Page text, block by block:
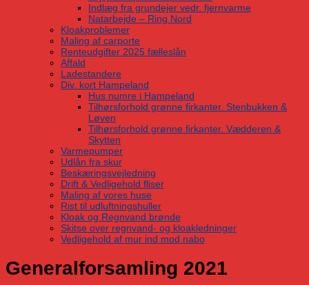
Indlæg fra grundejer vedr. fjernvarme
Natarbejde – Ring Nord
Kloakproblemer
Maling af carporte
Renteudgifter 2025 fælleslån
Affald
Ladestandere
Div. kort Hampeland
Hus numre i Hampeland
Tilhørsforhold grønne firkanter. Stenbukken &
Løven
Tilhørsforhold grønne firkanter. Vædderen &
Skytten
Varmepumper
Udlån fra skur
Beskæringsvejledning
Drift & Vedligehold fliser
Maling af vores huse
Rist til udluftningshuller
Kloak og Regnvand brønde
Skitse over regnvand- og kloakledninger
Vedligehold af mur ind mod nabo
Generalforsamling 2021